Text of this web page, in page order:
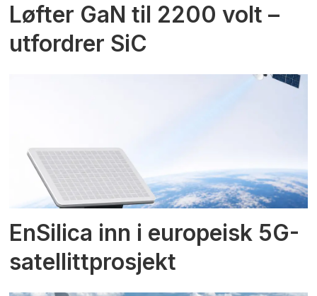
Løfter GaN til 2200 volt –
utfordrer SiC
EnSilica inn i europeisk 5G-
satellittprosjekt